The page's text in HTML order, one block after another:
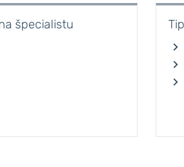
špecialistu